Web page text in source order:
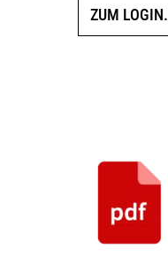
ZUM LOGIN.